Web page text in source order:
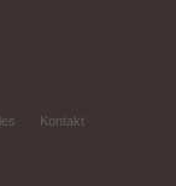
Kontakt